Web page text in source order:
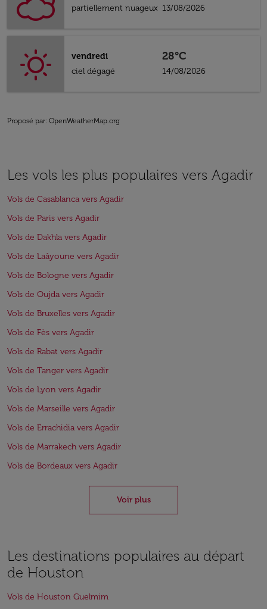
partiellement nuageux 13/08/2026
vendredi
ciel dégagé
28°C
14/08/2026
Proposé par: OpenWeatherMap.org
Les vols les plus populaires vers Agadir
Vols de Casablanca vers Agadir
Vols de Paris vers Agadir
Vols de Dakhla vers Agadir
Vols de Laâyoune vers Agadir
Vols de Bologne vers Agadir
Vols de Oujda vers Agadir
Vols de Bruxelles vers Agadir
Vols de Fès vers Agadir
Vols de Rabat vers Agadir
Vols de Tanger vers Agadir
Vols de Lyon vers Agadir
Vols de Marseille vers Agadir
Vols de Errachidia vers Agadir
Vols de Marrakech vers Agadir
Vols de Bordeaux vers Agadir
Voir plus
Les destinations populaires au départ
de Houston
Vols de Houston Guelmim